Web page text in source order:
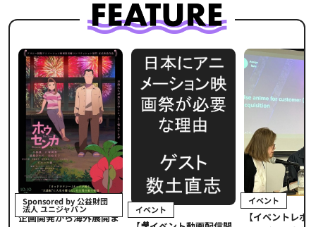
Sponsored by 公益財団
法人 ユニジャパン
企画開発から海外展開ま
イベント
イベント
【イベントレポ